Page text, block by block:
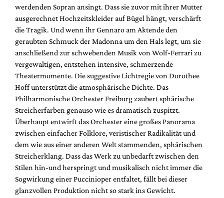
werdenden Sopran ansingt. Dass sie zuvor mit ihrer Mutter
ausgerechnet Hochzeitskleider auf Bügel hängt, verschärft
die Tragik. Und wenn ihr Gennaro am Aktende den
geraubten Schmuck der Madonna um den Hals legt, um sie
anschließend zur schwebenden Musik von Wolf-Ferrari zu
vergewaltigen, entstehen intensive, schmerzende
Theatermomente. Die suggestive Lichtregie von Dorothee
Hoff unterstützt die atmosphärische Dichte. Das
Philharmonische Orchester Freiburg zaubert sphärische
Streicherfarben genauso wie es dramatisch zuspitzt.
Überhaupt entwirft das Orchester eine großes Panorama
zwischen einfacher Folklore, veristischer Radikalität und
dem wie aus einer anderen Welt stammenden, sphärischen
Streicherklang. Dass das Werk zu unbedarft zwischen den
Stilen hin-und herspringt und musikalisch nicht immer die
Sogwirkung einer Puccinioper entfaltet, fällt bei dieser
glanzvollen Produktion nicht so stark ins Gewicht.